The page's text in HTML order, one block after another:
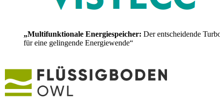
„Multifunktionale Energiespeicher: Der entscheidende
für eine gelingende Energiewende“